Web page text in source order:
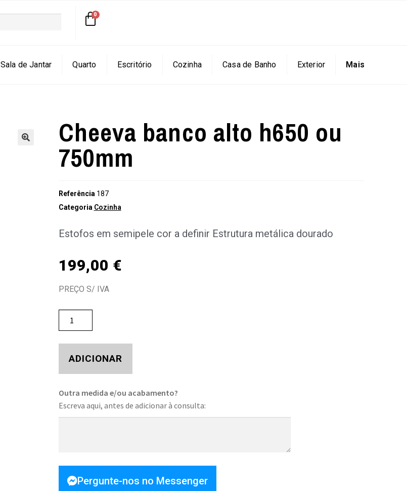
Sala de Jantar Quarto Escritório Cozinha Casa de Banho Exterior Mais
Cheeva banco alto h650 ou
750mm
Referência 187
Categoria Cozinha
Estofos em semipele cor a definir Estrutura metálica dourado
199,00 €
PREÇO S/ IVA
ADICIONAR
Outra medida e/ou acabamento?
Escreva aqui, antes de adicionar à consulta:
Pergunte-nos no Messenger